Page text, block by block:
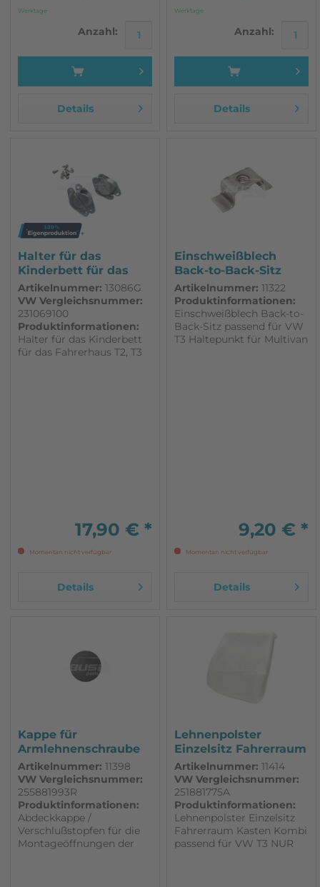
Werktage
Anzahl:
Details
Werktage
Anzahl:
Details
Halter für das
Kinderbett für das
Fahrerhaus...
Artikelnummer: 13086G
VW Vergleichsnummer:
231069100
Produktinformationen:
Halter für das Kinderbett
für das Fahrerhaus T2, T3
17,90 € *
Momentan nicht verfügbar
Details
Einschweißblech
Back-to-Back-Sitz
passend für...
Artikelnummer: 11322
Produktinformationen:
Einschweißblech Back-to-
Back-Sitz passend für VW
T3 Haltepunkt für Multivan
9,20 € *
Momentan nicht verfügbar
Details
Kappe für
Armlehnenschraube
passend für VW T3...
Artikelnummer: 11398
VW Vergleichsnummer:
255881993R
Produktinformationen:
Abdeckkappe /
Verschlußstopfen für die
Montageöffnungen der
Lehnenpolster
Einzelsitz Fahrerraum
Kasten...
Artikelnummer: 11414
VW Vergleichsnummer:
251881775A
Produktinformationen:
Lehnenpolster Einzelsitz
Fahrerraum Kasten Kombi
passend für VW T3 NUR